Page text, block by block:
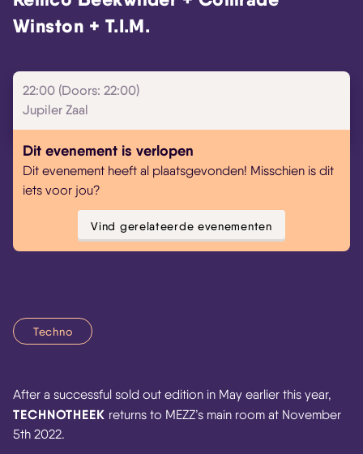
Winston + T.I.M.
22:00 (Doors: 22:00)
Jupiler Zaal
Dit evenement is verlopen
Dit evenement heeft al plaatsgevonden! Misschien is dit
iets voor jou?
Vind gerelateerde evenementen
Techno
After a successful sold out edition in May earlier this year,
TECHNOTHEEK returns to MEZZ’s main room at November
5th 2022.